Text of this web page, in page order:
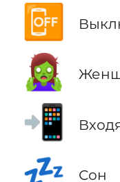
📴
🧟‍♀️
📲
💤 Сон